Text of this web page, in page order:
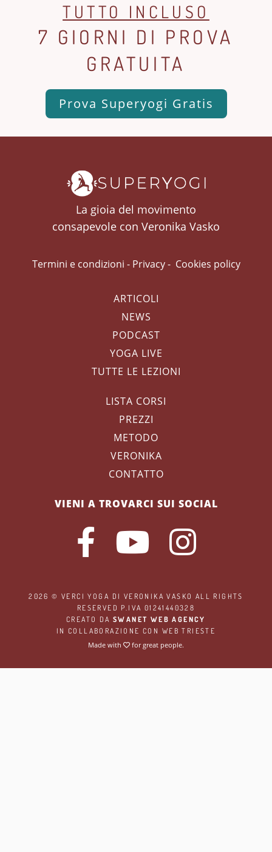
TUTTO INCLUSO
7 GIORNI DI PROVA
GRATUITA
Prova Superyogi Gratis
La gioia del movimento
consapevole con Veronika Vasko
Termini e condizioni - Privacy- Cookies policy
ARTICOLI
NEWS
PODCAST
YOGA LIVE
TUTTE LE LEZIONI
LISTA CORSI
PREZZI
METODO
VERONIKA
CONTATTO
VIENI A TROVARCI SUI SOCIAL
2026 ©VERCI YOGA DI VERONIKA VASKO ALL RIGHTS
RESERVED P.IVA 01241440328
CREATO DASWANET WEB AGENCY
IN COLLABORAZIONE CON WEB TRIESTE
Made with
for great people.